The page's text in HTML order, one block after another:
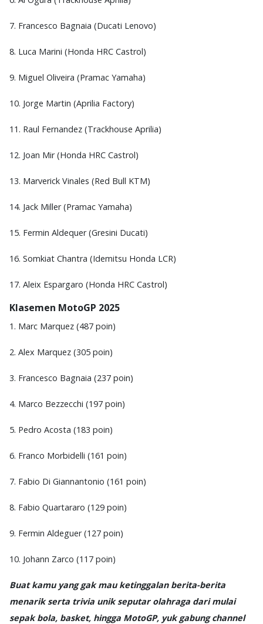
7. Francesco Bagnaia (Ducati Lenovo)
8. Luca Marini (Honda HRC Castrol)
9. Miguel Oliveira (Pramac Yamaha)
10. Jorge Martin (Aprilia Factory)
11. Raul Fernandez (Trackhouse Aprilia)
12. Joan Mir (Honda HRC Castrol)
13. Marverick Vinales (Red Bull KTM)
14. Jack Miller (Pramac Yamaha)
15. Fermin Aldequer (Gresini Ducati)
16. Somkiat Chantra (Idemitsu Honda LCR)
17. Aleix Espargaro (Honda HRC Castrol)
Klasemen MotoGP 2025
1. Marc Marquez (487 poin)
2. Alex Marquez (305 poin)
3. Francesco Bagnaia (237 poin)
4. Marco Bezzecchi (197 poin)
5. Pedro Acosta (183 poin)
6. Franco Morbidelli (161 poin)
7. Fabio Di Giannantonio (161 poin)
8. Fabio Quartararo (129 poin)
9. Fermin Aldeguer (127 poin)
10. Johann Zarco (117 poin)
Buat kamu yang gak mau ketinggalan berita-berita
menarik serta trivia unik seputar olahraga dari mulai
sepak bola, basket, hingga MotoGP, yuk gabung channel